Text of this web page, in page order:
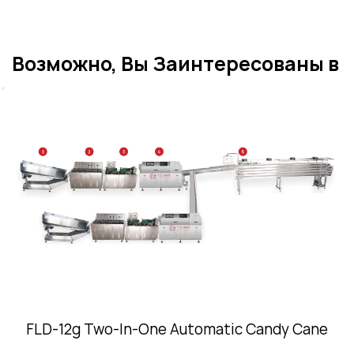
конфет?
Возможно, Вы Заинтересованы в
FLD- 5г Автоматическая Линия по